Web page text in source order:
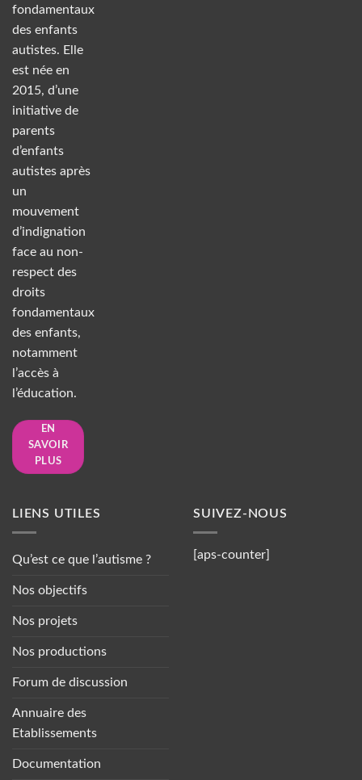
fondamentaux
des enfants
autistes. Elle
est née en
2015, d’une
initiative de
parents
d’enfants
autistes après
un
mouvement
d’indignation
face au non-
respect des
droits
fondamentaux
des enfants,
notamment
l’accès à
l’éducation.
EN
SAVOIR
PLUS
LIENS UTILES
Qu’est ce que l’autisme ?
Nos objectifs
Nos projets
Nos productions
Forum de discussion
Annuaire des
Etablissements
Documentation
SUIVEZ-NOUS
[aps-counter]